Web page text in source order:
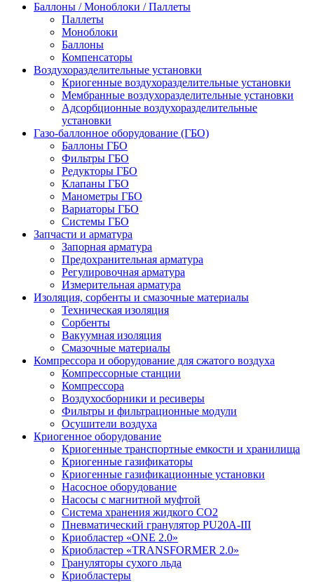
Баллоны / Моноблоки / Паллеты
Паллеты
Моноблоки
Баллоны
Компенсаторы
Воздухоразделительные установки
Криогенные воздухоразделительные установки
Мембранные воздухоразделительные установки
Адсорбционные воздухоразделительные
установки
Газо-баллонное оборудование (ГБО)
Баллоны ГБО
Фильтры ГБО
Редукторы ГБО
Клапаны ГБО
Манометры ГБО
Вариаторы ГБО
Системы ГБО
Запчасти и арматура
Запорная арматура
Предохранительная арматура
Регулировочная арматура
Измерительная арматура
Изоляция, сорбенты и смазочные материалы
Техническая изоляция
Сорбенты
Вакуумная изоляция
Смазочные материалы
Компрессора и оборудование для сжатого воздуха
Компрессорные станции
Компрессора
Воздухосборники и ресиверы
Фильтры и фильтрационные модули
Осушители воздуха
Криогенное оборудование
Криогенные транспортные емкости и хранилища
Криогенные газификаторы
Криогенные газификационные установки
Насосное оборудование
Насосы с магнитной муфтой
Система хранения жидкого CO2
Пневматический гранулятор PU20A-III
Криобластер «ONE 2.0»
Криобластер «TRANSFORMER 2.0»
Грануляторы сухого льда
Криобластеры